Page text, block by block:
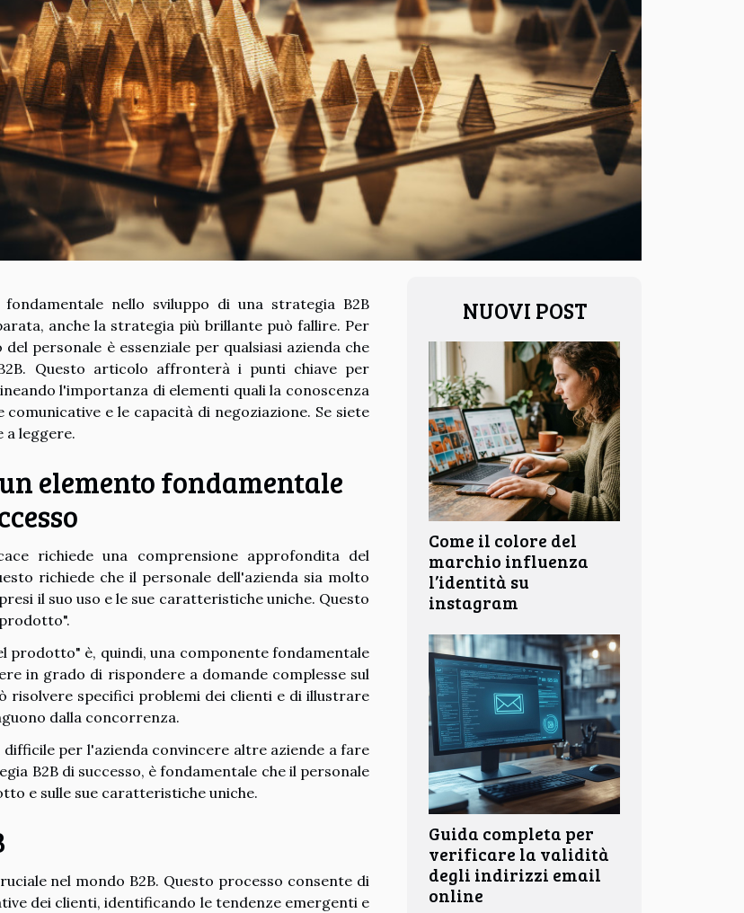
nello sviluppo di una strategia B2B
anche la strategia più brillante può fallire. Per
personale è essenziale per qualsiasi azienda che
Questo articolo affronterà i punti chiave per
l'importanza di elementi quali la conoscenza
e le capacità di negoziazione. Se siete
a leggere.
elemento fondamentale
richiede una comprensione approfondita del
richiede che il personale dell'azienda sia molto
il suo uso e le sue caratteristiche uniche. Questo
prodotto" è, quindi, una componente fondamentale
in grado di rispondere a domande complesse sul
specifici problemi dei clienti e di illustrare
dalla concorrenza.
per l'azienda convincere altre aziende a fare
B2B di successo, è fondamentale che il personale
e sulle sue caratteristiche uniche.
nel mondo B2B. Questo processo consente di
dei clienti, identificando le tendenze emergenti e
NUOVI POST
Come il colore del
marchio influenza
l’identità su
instagram
Guida completa per
verificare la validità
degli indirizzi email
online